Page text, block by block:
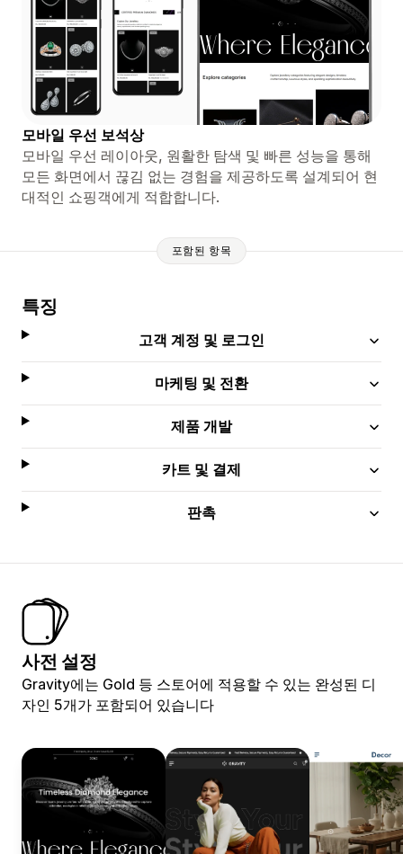
모바일 우선 보석상
모바일 우선 레이아웃, 원활한 탐색 및 빠른 성능을 통해
모든 화면에서 끊김 없는 경험을 제공하도록 설계되어 현
대적인 쇼핑객에게 적합합니다.
포함된 항목
특징
고객 계정 및 로그인
마케팅 및 전환
제품 개발
카트 및 결제
판촉
사전 설정
Gravity에는 Gold 등 스토어에 적용할 수 있는 완성된 디
자인 5개가 포함되어 있습니다